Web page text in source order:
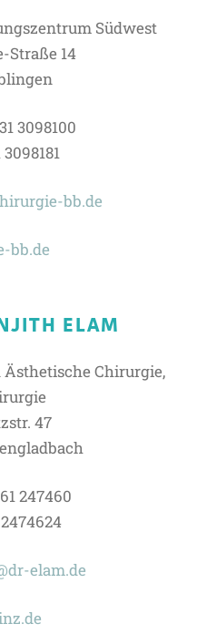
Südwest
Straße 14
3098100
bb.de
bb.de
ELAM
Chirurgie,
47
247460
elam.de